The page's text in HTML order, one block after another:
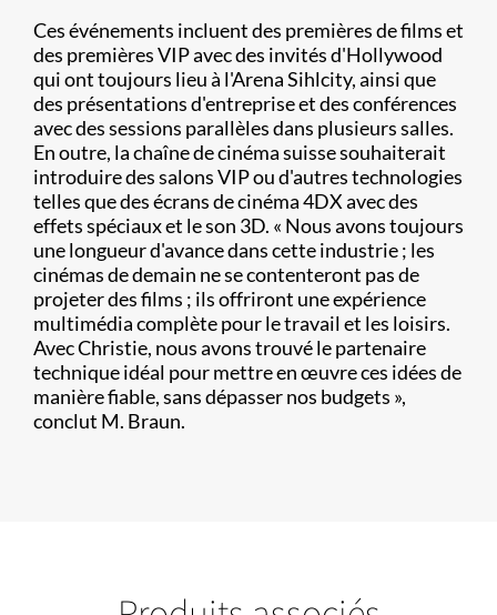
Ces événements incluent des premières de films et
des premières VIP avec des invités d'Hollywood
qui ont toujours lieu à l'Arena Sihlcity, ainsi que
des présentations d'entreprise et des conférences
avec des sessions parallèles dans plusieurs salles.
En outre, la chaîne de cinéma suisse souhaiterait
introduire des salons VIP ou d'autres technologies
telles que des écrans de cinéma 4DX avec des
effets spéciaux et le son 3D. « Nous avons toujours
une longueur d'avance dans cette industrie ; les
cinémas de demain ne se contenteront pas de
projeter des films ; ils offriront une expérience
multimédia complète pour le travail et les loisirs.
Avec Christie, nous avons trouvé le partenaire
technique idéal pour mettre en œuvre ces idées de
manière fiable, sans dépasser nos budgets »,
conclut M. Braun.